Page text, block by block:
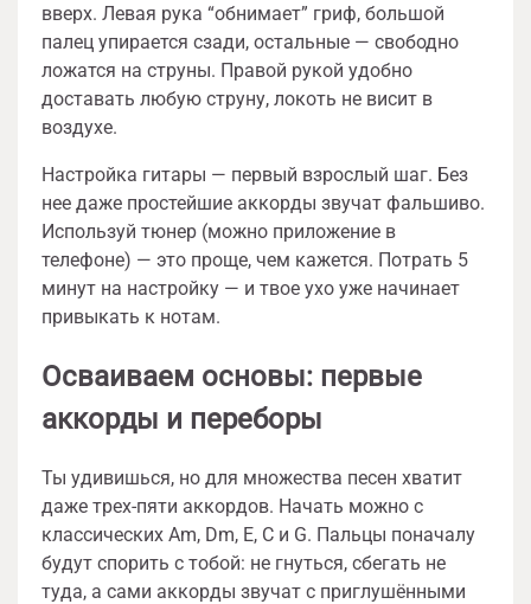
вверх. Левая рука “обнимает” гриф, большой
палец упирается сзади, остальные — свободно
ложатся на струны. Правой рукой удобно
доставать любую струну, локоть не висит в
воздухе.
Настройка гитары — первый взрослый шаг. Без
нее даже простейшие аккорды звучат фальшиво.
Используй тюнер (можно приложение в
телефоне) — это проще, чем кажется. Потрать 5
минут на настройку — и твое ухо уже начинает
привыкать к нотам.
Осваиваем основы: первые
аккорды и переборы
Ты удивишься, но для множества песен хватит
даже трех-пяти аккордов. Начать можно с
классических Am, Dm, E, C и G. Пальцы поначалу
будут спорить с тобой: не гнуться, сбегать не
туда, а сами аккорды звучат с приглушёнными